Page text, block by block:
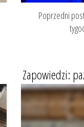
Poprzedni
Zapowiedzi: